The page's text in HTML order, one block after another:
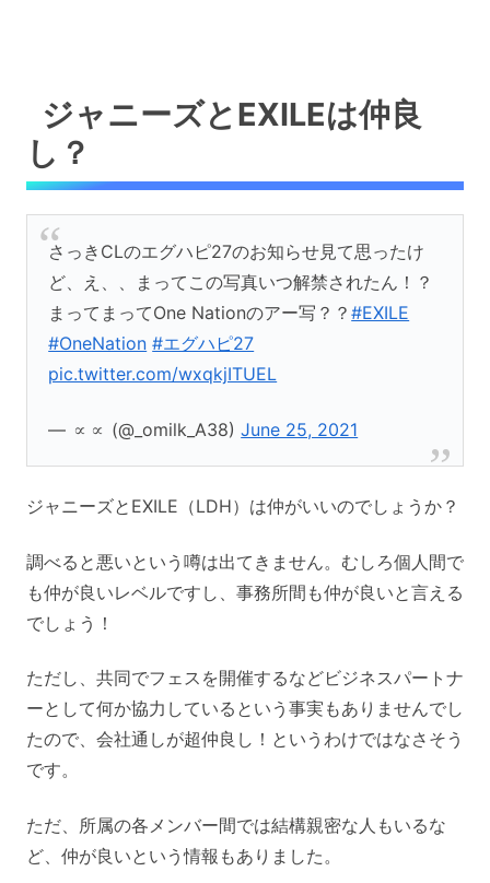
ジャニーズとEXILEは仲良
し？
さっきCLのエグハピ27のお知らせ見て思ったけ
ど、え、、まってこの写真いつ解禁されたん！？
まってまってOne Nationのアー写？？#EXILE
#OneNation #エグハピ27
pic.twitter.com/wxqkjITUEL
— ∝‌∝ (@_omilk_A38)June 25, 2021
ジャニーズとEXILE（LDH）は仲がいいのでしょうか？
調べると悪いという噂は出てきません。むしろ個人間で
も仲が良いレベルですし、事務所間も仲が良いと言える
でしょう！
ただし、共同でフェスを開催するなどビジネスパートナ
ーとして何か協力しているという事実もありませんでし
たので、会社通しが超仲良し！というわけではなさそう
です。
ただ、所属の各メンバー間では結構親密な人もいるな
ど、仲が良いという情報もありました。